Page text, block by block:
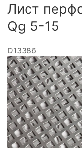
Лист
Qg 5-15
D13386